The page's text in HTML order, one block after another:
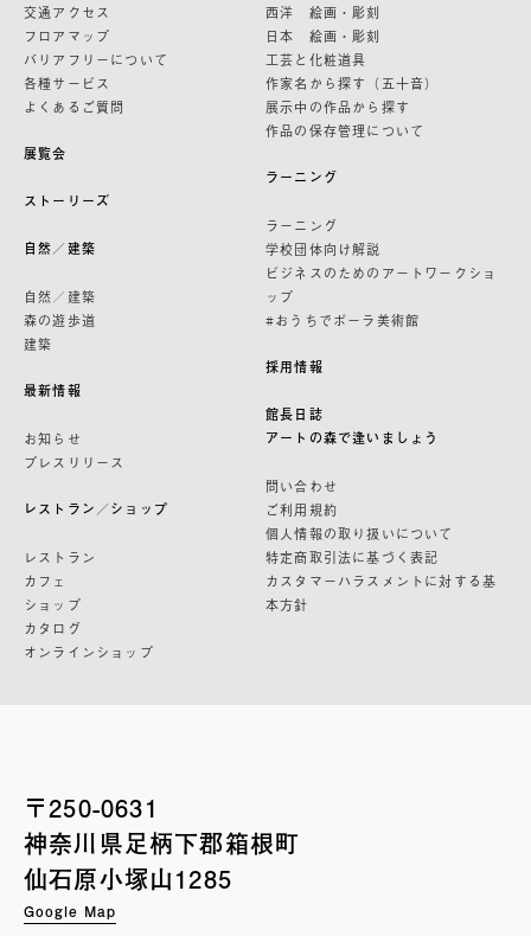
交通アクセス
フロアマップ
バリアフリーについて
各種サービス
よくあるご質問
展覧会
ストーリーズ
自然／建築
自然／建築
森の遊歩道
建築
最新情報
お知らせ
プレスリリース
レストラン／ショップ
レストラン
カフェ
ショップ
カタログ
オンラインショップ
西洋 絵画・彫刻
日本 絵画・彫刻
工芸と化粧道具
作家名から探す（五十音）
展示中の作品から探す
作品の保存管理について
ラーニング
ラーニング
学校団体向け解説
ビジネスのためのアートワークショ
ップ
#おうちでポーラ美術館
採用情報
館長日誌
アートの森で逢いましょう
問い合わせ
ご利用規約
個人情報の取り扱いについて
特定商取引法に基づく表記
カスタマーハラスメントに対する基
本方針
〒250-0631
神奈川県足柄下郡箱根町
仙石原小塚山1285
Google Map